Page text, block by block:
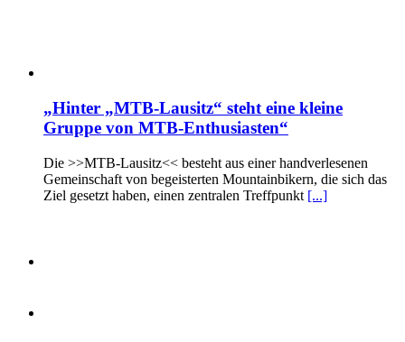
„Hinter „MTB-Lausitz“ steht eine kleine
Gruppe von MTB-Enthusiasten“
Die >>MTB-Lausitz<< besteht aus einer handverlesenen
Gemeinschaft von begeisterten Mountainbikern, die sich das
Ziel gesetzt haben, einen zentralen Treffpunkt [...]